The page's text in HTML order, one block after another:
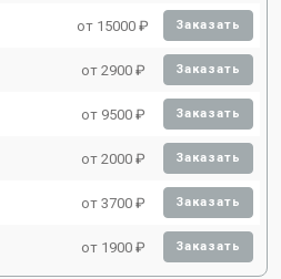
от 15000 ₽ Заказать
от 2900 ₽ Заказать
от 9500 ₽ Заказать
от 2000 ₽ Заказать
от 3700 ₽ Заказать
от 1900 ₽ Заказать